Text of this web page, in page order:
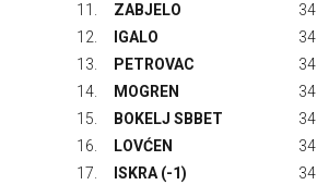
11.
ZABJELO 34
12.
IGALO 34
13.
PETROVAC 34
14.
MOGREN 34
15.
BOKELJ SBBET 34
16.
LOVĆEN 34
17.
ISKRA (-1) 34